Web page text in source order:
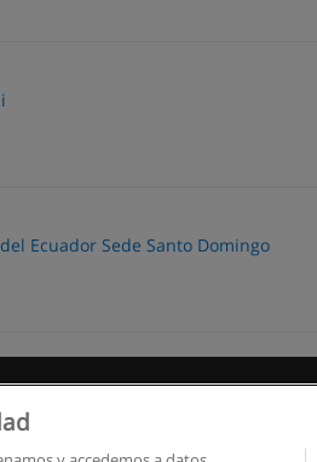
Ecuador Sede Santo Domingo